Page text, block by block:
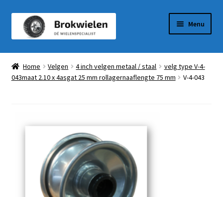
door
navigatie
naar
inhoud
Menu
Winkel
Winkelmandje
Home Velgen 4 inch velgen metaal / staal
velg type V-4-
043maat 2.10 x 4asgat 25 mm rollagernaaflengte 75 mm
V-4-043